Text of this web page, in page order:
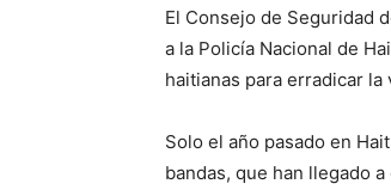
El Consejo de Seguridad
a la Policía Nacional de
haitianas para erradicar la
Solo el año pasado en
bandas, que han llegado